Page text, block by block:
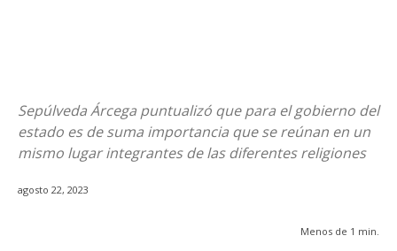
Sepúlveda Árcega puntualizó que para el gobierno del
estado es de suma importancia que se reúnan en un
mismo lugar integrantes de las diferentes religiones
agosto 22, 2023
Menos de 1 min.